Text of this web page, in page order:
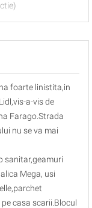
foarte linistita,in
a-vis de
Farago.Strada
nu se va mai
sanitar,geamuri
Mega, usi
casa scarii.Blocul